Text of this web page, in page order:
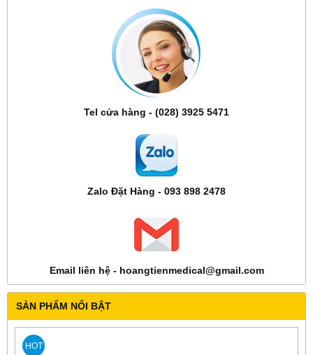
Tel cửa hàng - (028) 3925 5471
Zalo Đặt Hàng - 093 898 2478
Email liên hệ - hoangtienmedical@gmail.com
SẢN PHẨM NỔI BẬT
HOT